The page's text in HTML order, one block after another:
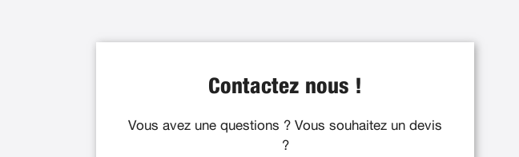
Contactez nous !
Vous avez une questions ? Vous souhaitez un devis
?